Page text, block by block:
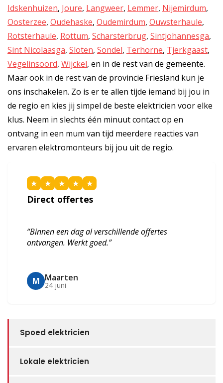
Idskenhuizen, Joure, Langweer, Lemmer, Nijemirdum,
Oosterzee, Oudehaske, Oudemirdum, Ouwsterhaule,
Rotsterhaule, Rottum, Scharsterbrug, Sintjohannesga,
Sint Nicolaasga, Sloten, Sondel, Terhorne, Tjerkgaast,
Vegelinsoord, Wijckel, en in de rest van de gemeente.
Maar ook in de rest van de provincie Friesland kun je
ons inschakelen. Zo is er te allen tijde iemand bij jou in
de regio en kies jij simpel de beste elektricien voor elke
klus. Neem in slechts één minuut contact op en
ontvang in een mum van tijd meerdere reacties van
ervaren elektromonteurs bij jou uit de regio.
★ ★ ★ ★ ★
Direct offertes
“Binnen een dag al verschillende offertes
ontvangen. Werkt goed.”
M Maarten
24 juni
Spoed elektricien
Lokale elektricien